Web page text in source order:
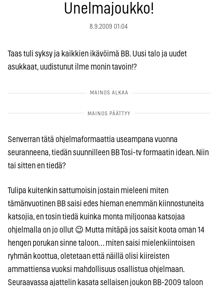
Unelmajoukko!
8.9.2009 01:04
Taas tuli syksy ja kaikkien ikävöimä BB. Uusi talo ja uudet
asukkaat, uudistunut ilme monin tavoin!?
Senverran tätä ohjelmaformaattia useampana vuonna
seuranneena, tiedän suunnilleen BB Tosi-tv formaatin idean. Niin
tai sitten en tiedä?
Tulipa kuitenkin sattumoisin jostain mieleeni miten
tämänvuotinen BB saisi edes hieman enemmän kiinnostuneita
katsojia, en tosin tiedä kuinka monta miljoonaa katsojaa
ohjelmalla on jo ollut 😉 Mutta mitäpä jos saisit koota oman 14
hengen porukan sinne taloon… miten saisi mielenkiintoisen
ryhmän koottua, oletetaan että näillä olisi kiireisten
ammattiensa vuoksi mahdollisuus osallistua ohjelmaan.
Seuraavassa ajattelin kasata sellaisen joukon BB-2009 taloon